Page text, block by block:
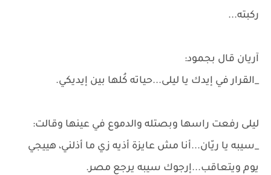
ركبته...
آريان قال بجمود:
_القرار في إيدك يا ليلى...حياته كُلها بين إيديكي.
ليلى رفعت راسها وبصتله والدموع في عينها وقالت:
_سيبه يا ريّان...أنا مش عايزة أذيه زي ما أذلني، هييجي
يوم ويتعاقب...إرجوك سيبه يرجع مصر.